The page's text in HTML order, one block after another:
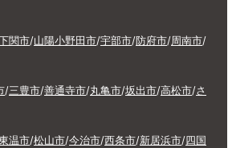
関市/山陽小野田市/宇部市/防府市/周南市/
/三豊市/善通寺市/丸亀市/坂出市/高松市/さ
温市/松山市/今治市/西条市/新居浜市/四国